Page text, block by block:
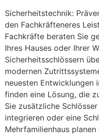
Sicherheitstechnik:
den Fachkräfteneres
Fachkräfte beraten Sie
Ihres Hauses oder Ihrer
Sicherheitsschlössern
modernen
neuesten Entwicklungen
finden eine Lösung, die
Sie zusätzliche
integrieren oder eine
Mehrfamilienhaus